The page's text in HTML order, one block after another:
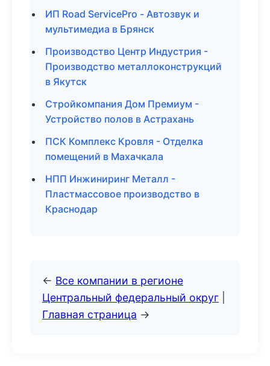
ИП Road ServicePro - Автозвук и
мультимедиа в Брянск
Производство Центр Индустрия -
Производство металлоконструкций
в Якутск
Стройкомпания Дом Премиум -
Устройство полов в Астрахань
ПСК Комплекс Кровля - Отделка
помещений в Махачкала
НПП Инжиниринг Металл -
Пластмассовое производство в
Краснодар
← Все компании в регионе
Центральный федеральный округ
Главная страница →